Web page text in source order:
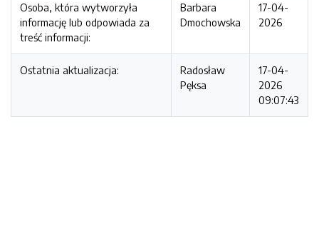
Osoba, która wytworzyła
informację lub odpowiada za
treść informacji:
Barbara
Dmochowska
17-04-
2026
Ostatnia aktualizacja:
Radosław
Pęksa
17-04-
2026
09:07:43